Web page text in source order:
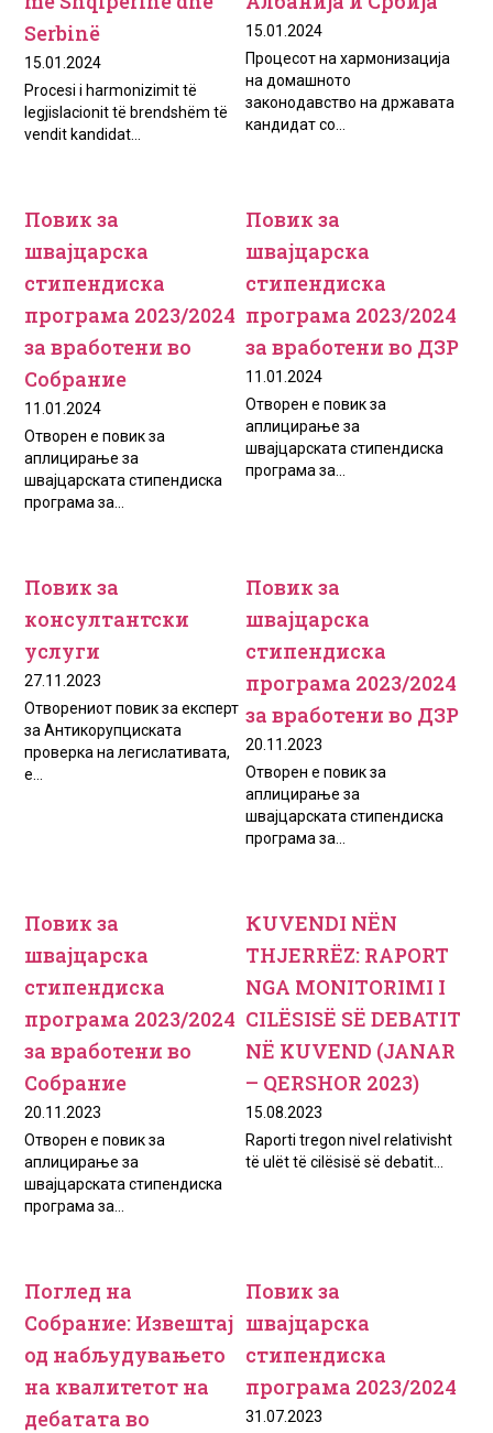
Serbinё
15.01.2024
Procesi i harmonizimit të
legjislacionit të brendshëm të
vendit kandidat...
15.01.2024
Процесот на хармонизација
на домашното
законодавство на државата
кандидат со...
Повик за
швајцарска
стипендиска
програма 2023/2024
за вработени во
Собрание
11.01.2024
Отворен е повик за
аплицирање за
швајцарската стипендиска
програма за...
Повик за
швајцарска
стипендиска
програма 2023/2024
за вработени во ДЗР
11.01.2024
Отворен е повик за
аплицирање за
швајцарската стипендиска
програма за...
Повик за
консултантски
услуги
27.11.2023
Отворениот повик за експерт
за Антикорупциската
проверка на легислативата,
e...
Повик за
швајцарска
стипендиска
програма 2023/2024
за вработени во ДЗР
20.11.2023
Отворен е повик за
аплицирање за
швајцарската стипендиска
програма за...
Повик за
швајцарска
стипендиска
програма 2023/2024
за вработени во
Собрание
20.11.2023
Отворен е повик за
аплицирање за
швајцарската стипендиска
програма за...
КUVENDI NËN
THJERRËZ: RAPORT
NGA MONITORIMI I
CILËSISË SË DEBATIT
NË KUVEND (JANAR
– QERSHOR 2023)
15.08.2023
Raporti tregon nivel relativisht
të ulët të cilësisë së debatit...
Поглед на
Собрание: Извештај
од набљудувањето
на квалитетот на
дебатата во
Повик за
швајцарска
стипендиска
програма 2023/2024
31.07.2023